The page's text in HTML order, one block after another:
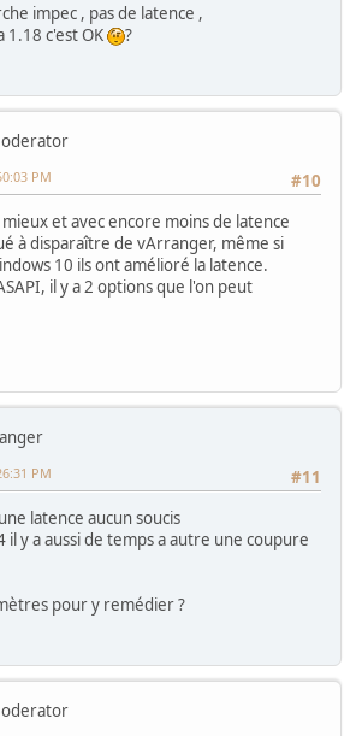
impec , pas de latence ,
1.18 c'est OK
?
#10
PM
et avec encore moins de latence
à disparaître de vArranger, même si
10 ils ont amélioré la latence.
il y a 2 options que l'on peut
#11
PM
latence aucun soucis
il y a aussi de temps a autre une coupure
pour y remédier ?